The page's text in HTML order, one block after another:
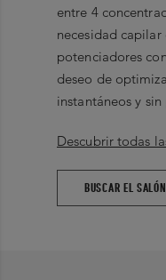
entre 4
necesidad
potenciadores
deseo de
instantáneos y
Descubrir todas
BUSCAR EL